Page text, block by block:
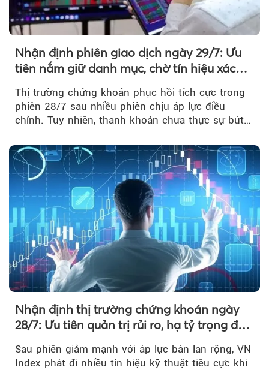
Nhận định phiên giao dịch ngày 29/7: Ưu
tiên nắm giữ danh mục, chờ tín hiệu xác
Thị trường chứng khoán phục hồi tích cực trong
phiên 28/7 sau nhiều phiên chịu áp lực điều
chỉnh. Tuy nhiên, thanh khoản chưa thực sự bứt
Nhận định thị trường chứng khoán ngày
28/7: Ưu tiên quản trị rủi ro, hạ tỷ trọng đòn
Sau phiên giảm mạnh với áp lực bán lan rộng, VN
Index phát đi nhiều tín hiệu kỹ thuật tiêu cực khi